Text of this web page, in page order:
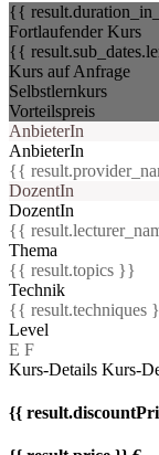
{{
Fortlaufender Kurs
{{
Kurs auf Anfrage
Selbstlernkurs
Vorteilspreis
AnbieterIn
AnbieterIn
{{
DozentIn
DozentIn
{{
Thema
{{ result.topics }}
Technik
{{ result.techniques
Level
E F
Kurs-Details Kurs-
{{